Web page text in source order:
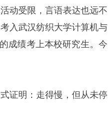
动受限，言语表达也远不
入武汉纺织大学计算机与
成绩考上本校研究生。今
证明：走得慢，但从未停